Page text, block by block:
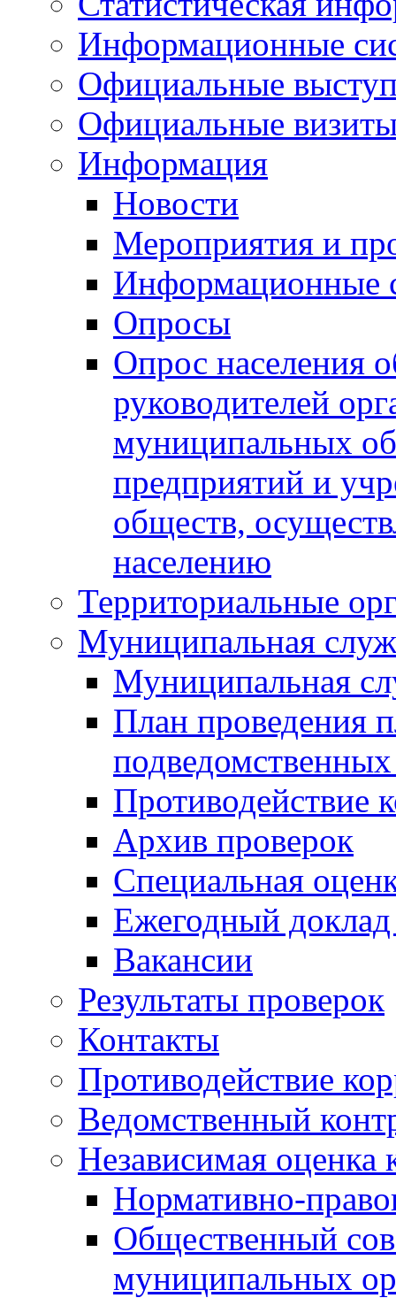
Информационные
Официальные
Официальные
Информация
Новости
Мероприятия и
Информационные
Опросы
Опрос населения
руководителей
муниципальных
предприятий и
обществ,
населению
Территориальные
Муниципальная
Муниципальная
План проведения
Противодействие
Архив проверок
Специальная
Ежегодный
Вакансии
Результаты проверок
Контакты
Противодействие
Ведомственный
Независимая оценка
Нормативно-
Общественный
муниципальных